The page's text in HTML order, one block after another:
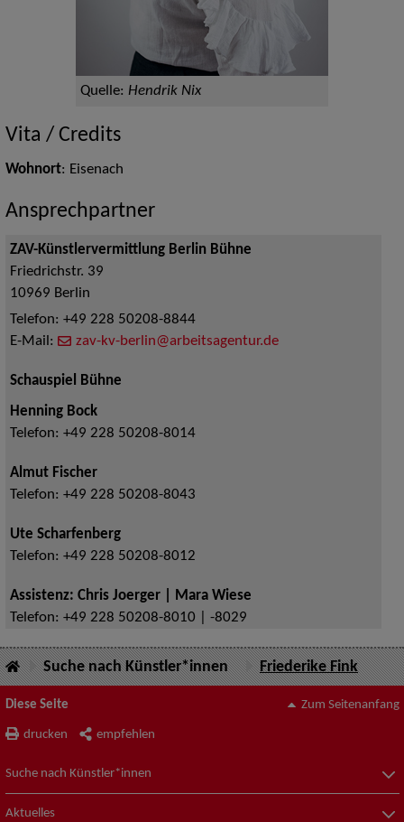
Quelle: Hendrik Nix
Vita / Credits
Wohnort: Eisenach
Ansprechpartner
ZAV-Künstlervermittlung Berlin Bühne
Friedrichstr. 39
10969 Berlin
Telefon: +49 228 50208-8844
E-Mail:
zav-kv-berlin@arbeitsagentur.de
Schauspiel Bühne
Henning Bock
Telefon: +49 228 50208-8014
Almut Fischer
Telefon: +49 228 50208-8043
Ute Scharfenberg
Telefon: +49 228 50208-8012
Assistenz: Chris Joerger | Mara Wiese
Telefon: +49 228 50208-8010 | -8029
Suche nach Künstler*innen Friederike Fink
Diese Seite
drucken empfehlen
Zum Seitenanfang
Suche nach Künstler*innen
Aktuelles